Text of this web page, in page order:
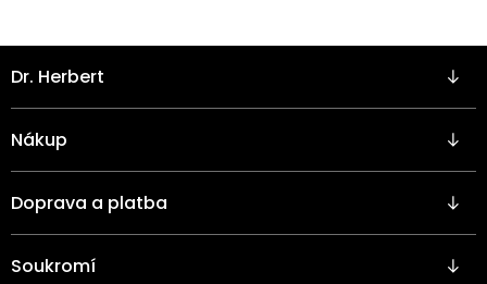
á
p
a
Dr. Herbert
Nákup
Doprava a platba
Soukromí